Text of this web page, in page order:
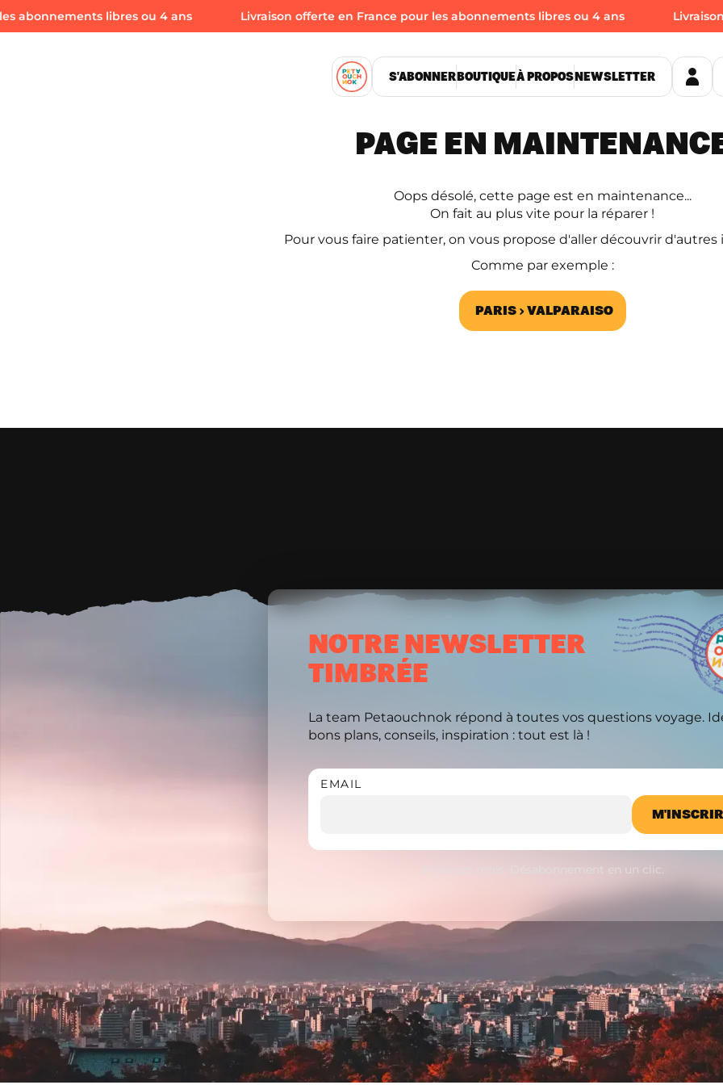
libres ou 4 ans Livraison offerte en France pour les abonnements libres ou 4 ans Livraison
S'ABONNERBOUTIQUEÀ PROPOSNEWSLETTER
PAGE EN
Oops désolé, cette page est en maintenance...
On fait au plus vite pour la réparer !
Pour vous faire patienter, on vous propose d'aller découvrir d'autres
Comme par exemple :
PARIS › VALPARAISO
NOTRE NEWSLETTER
TIMBRÉE
La team Petaouchnok répond à toutes vos questions voyage.
bons plans, conseils, inspiration : tout est là !
EMAIL
2 fois par mois. Désabonnement en un clic.